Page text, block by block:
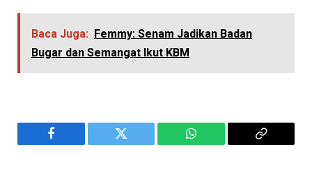
Baca Juga:
Femmy: Senam Jadikan Badan
Bugar dan Semangat Ikut KBM
Facebook Twitter WhatsApp
Copy